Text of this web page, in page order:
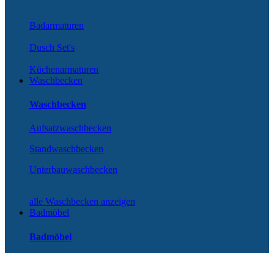
Badarmaturen
Dusch Set's
Küchenarmaturen
Waschbecken
Waschbecken
Aufsatzwaschbecken
Standwaschbecken
Unterbauwaschbecken
alle Waschbecken anzeigen
Badmöbel
Badmöbel